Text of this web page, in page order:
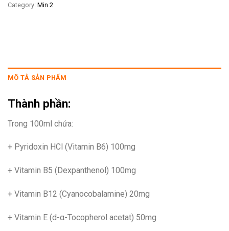
Category: Min 2
MÔ TẢ SẢN PHẨM
Thành phần:
Trong 100ml chứa:
+ Pyridoxin HCl (Vitamin B6) 100mg
+ Vitamin B5 (Dexpanthenol) 100mg
+ Vitamin B12 (Cyanocobalamine) 20mg
+ Vitamin E (d-α-Tocopherol acetat) 50mg